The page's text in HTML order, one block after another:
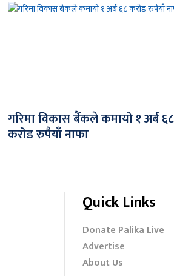
गरिमा विकास बैंकले कमायो १ अर्ब ६८
करोड रुपैयाँ नाफा
Quick Links
Donate Palika Live
Advertise
About Us